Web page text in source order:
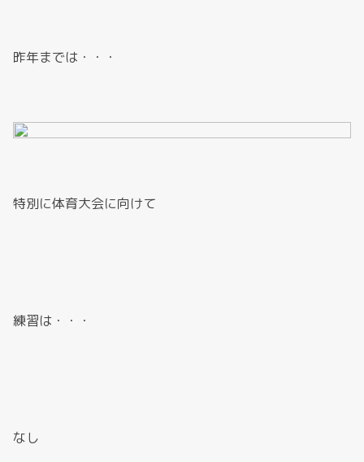
昨年までは・・・
特別に体育大会に向けて
練習は・・・
なし